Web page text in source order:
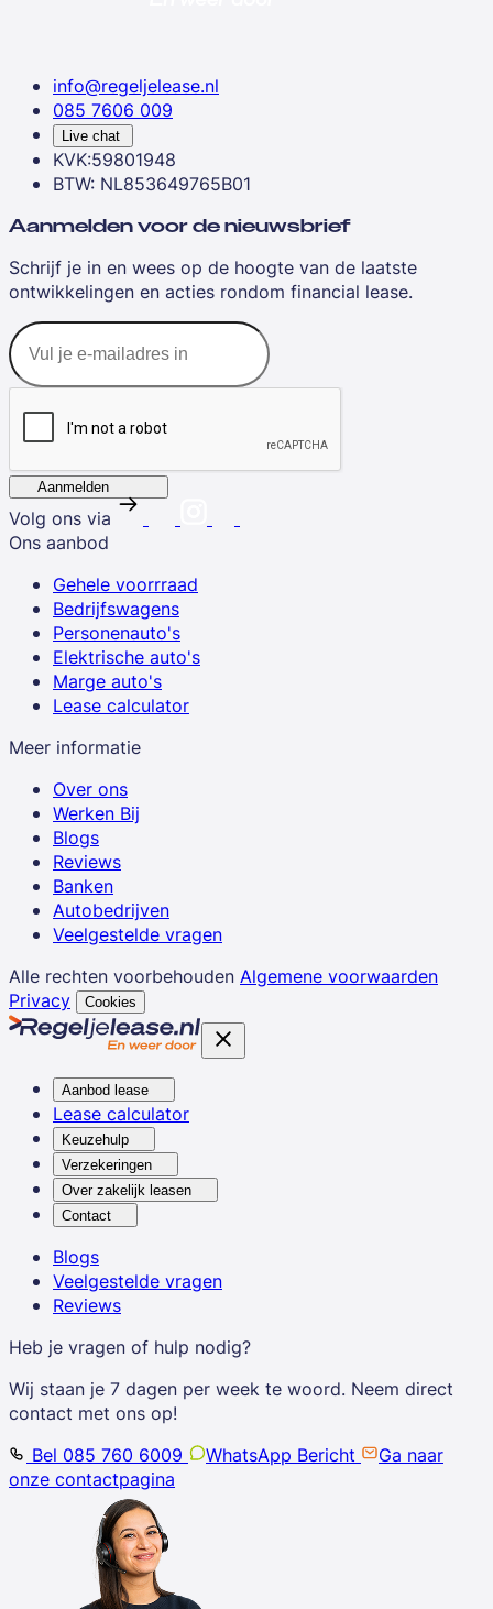
info@regeljelease.nl
085 7606 009
Live chat
KVK:59801948
BTW: NL853649765B01
Aanmelden voor de nieuwsbrief
Schrijf je in en wees op de hoogte van de laatste
ontwikkelingen en acties rondom financial lease.
Aanmelden
Volg ons via
Ons aanbod
Gehele voorrraad
Bedrijfswagens
Personenauto's
Elektrische auto's
Marge auto's
Lease calculator
Meer informatie
Over ons
Werken Bij
Blogs
Reviews
Banken
Autobedrijven
Veelgestelde vragen
Alle rechten voorbehouden Algemene voorwaarden
Privacy
Cookies
Aanbod lease
Lease calculator
Keuzehulp
Verzekeringen
Over zakelijk leasen
Contact
Blogs
Veelgestelde vragen
Reviews
Heb je vragen of hulp nodig?
Wij staan je 7 dagen per week te woord. Neem direct
contact met ons op!
Bel 085 760 6009
WhatsApp Bericht
Ga naar
onze contactpagina